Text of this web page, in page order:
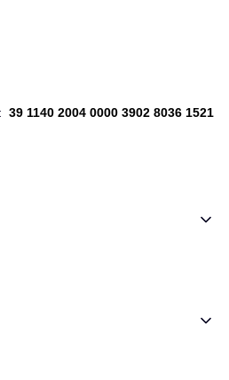
39 1140 2004 0000 3902 8036 1521